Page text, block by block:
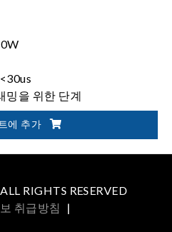
밍을 위한 단계
에 추가
RIGHTS RESERVED
취급방침 |